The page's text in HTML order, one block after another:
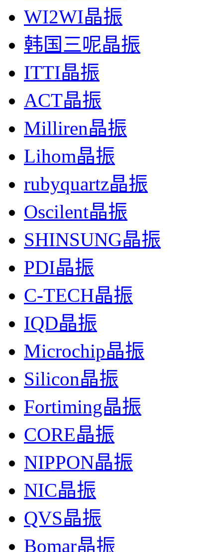
WI2WI晶振
韩国三呢晶振
ITTI晶振
ACT晶振
Milliren晶振
Lihom晶振
rubyquartz晶振
Oscilent晶振
SHINSUNG晶振
PDI晶振
C-TECH晶振
IQD晶振
Microchip晶振
Silicon晶振
Fortiming晶振
CORE晶振
NIPPON晶振
NIC晶振
QVS晶振
Bomar晶振